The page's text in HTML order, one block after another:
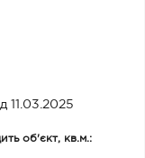
11.03.2025
об'єкт, кв.м.: